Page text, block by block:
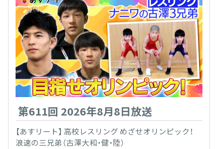
第611回 2026年8月8日放送
【あすリート】 高校レスリング めざせオリンピック！
浪速の三兄弟（古澤大和・健・陸）